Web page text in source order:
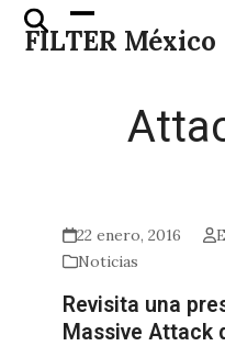
Skip
FILTER México
Open
mobile
Close
mobile
22 enero, 2016
Noticias
Revisita una
Massive Attack